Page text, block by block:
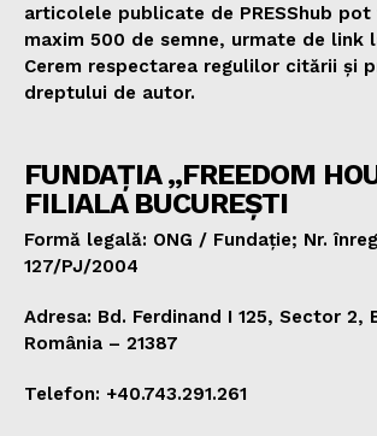
articolele publicate de PRESShub
maxim 500 de semne, urmate de link
Cerem respectarea regulilor citării și
dreptului de autor.
FUNDAȚIA „FREEDOM
FILIALA BUCUREȘTI
Formă legală: ONG / Fundație; Nr.
127/PJ/2004
Adresa: Bd. Ferdinand I 125, Sector 2,
România – 21387
Telefon: +40.743.291.261